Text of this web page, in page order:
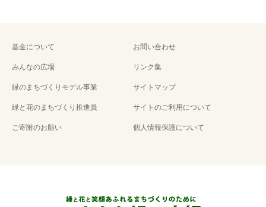
基金について
みんなの広場
緑のまちづくりモデル事業
緑と花のまちづくり推進員
ご寄附のお願い
お問い合わせ
リンク集
サイトマップ
サイトのご利用について
個人情報保護について